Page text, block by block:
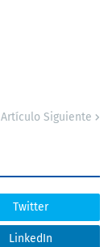
Artículo Siguiente
Twitter
LinkedIn